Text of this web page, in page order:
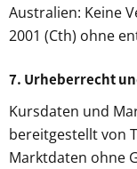
Australien: Keine
2001 (Cth) ohne
7. Urheberrecht
Kursdaten und
bereitgestellt von
Marktdaten ohne